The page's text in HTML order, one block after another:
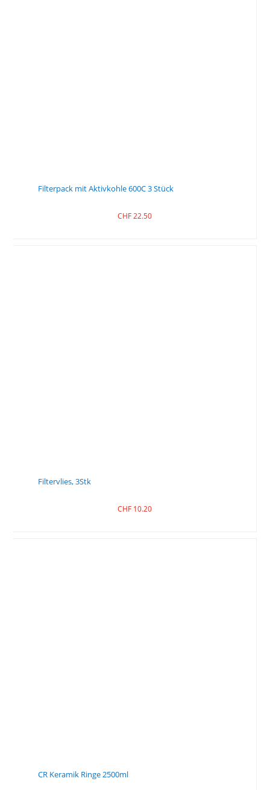
Filterpack mit Aktivkohle 600C 3 Stück
CHF22.50
Filtervlies, 3Stk
CHF 10.20
CR Keramik Ringe 2500ml